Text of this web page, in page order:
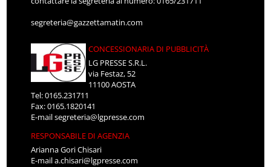
segreteria@gazzettamatin.com
CONCESSIONARIA DI PUBBLICITÀ
LG PRESSE S.R.L.
via Festaz, 52
11100 AOSTA
Tel: 0165.231711
Fax: 0165.1820141
E-mailsegreteria@lgpresse.com
RESPONSABILE DI AGENZIA
Arianna Gori Chisari
E-maila.chisari@lgpresse.com